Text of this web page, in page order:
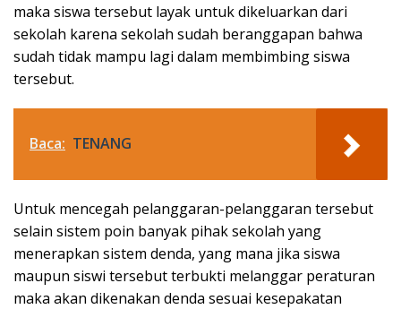
maka siswa tersebut layak untuk dikeluarkan dari
sekolah karena sekolah sudah beranggapan bahwa
sudah tidak mampu lagi dalam membimbing siswa
tersebut.
Baca: TENANG
Untuk mencegah pelanggaran-pelanggaran tersebut
selain sistem poin banyak pihak sekolah yang
menerapkan sistem denda, yang mana jika siswa
maupun siswi tersebut terbukti melanggar peraturan
maka akan dikenakan denda sesuai kesepakatan